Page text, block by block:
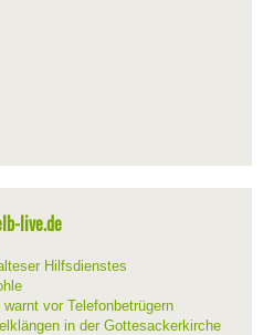
live.de
Hilfsdienstes
vor Telefonbetrügern
in der Gottesackerkirche